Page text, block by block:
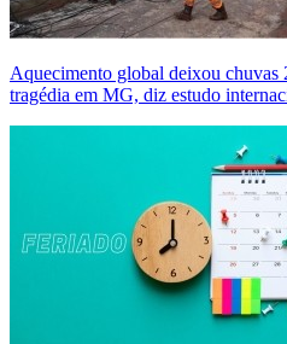
Aquecimento global deixou chuvas
tragédia em MG, diz estudo